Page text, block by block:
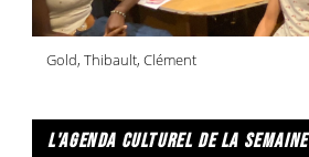
Gold, Thibault, Clément
l'agenda culturel de la semaine